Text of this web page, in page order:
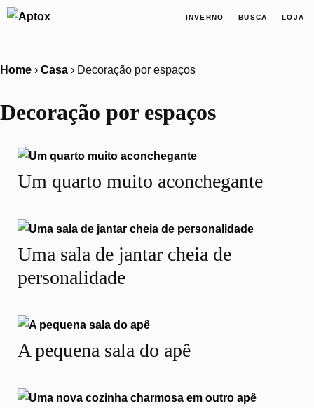
INVERNO BUSCA LOJA
Home › Casa › Decoração por espaços
Decoração por espaços
Um quarto muito aconchegante
Uma sala de jantar cheia de
personalidade
A pequena sala do apê